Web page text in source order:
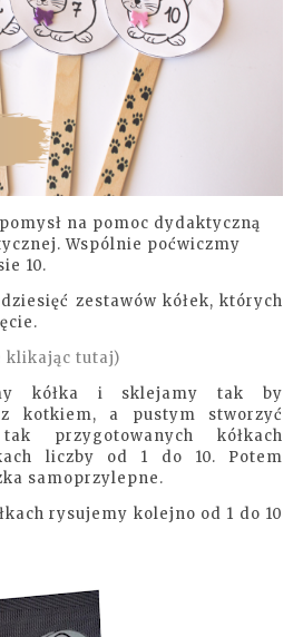
na pomoc dydaktyczną
Wspólnie poćwiczmy
10.
zestawów kółek, których
klikając tutaj)
kółka i sklejamy tak by
kotkiem, a pustym stworzyć
przygotowanych kółkach
liczby od 1 do 10. Potem
samoprzylepne.
rysujemy kolejno od 1 do 10